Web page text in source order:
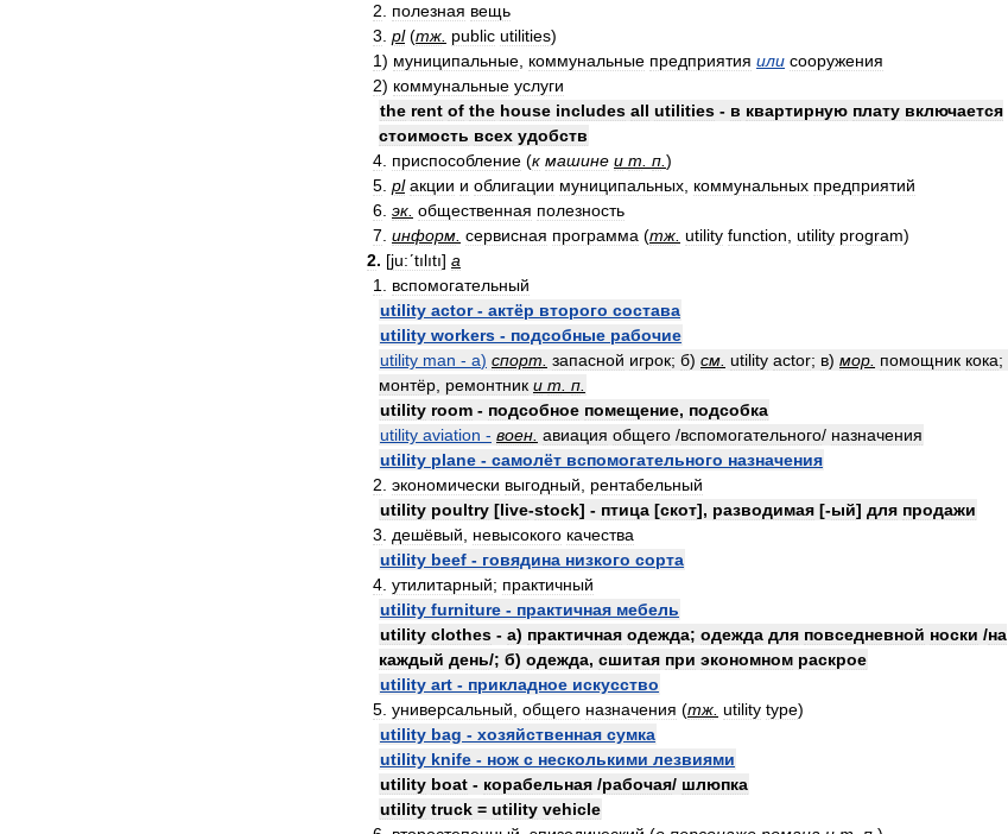
2
полезная вещь
3 pl(тж public utilities)
1) муниципальные коммунальные предприятия или сооружения
2) коммунальные услуги
the rent of the house includes all utilities - в квартирную плату включается
стоимость всех удобств
4 приспособление (к машине и т п )
5 pl акции и облигации муниципальных коммунальных предприятий
6 эк общественная полезность
7 информ сервисная программа (тж utility function utility program)
2. [ju:ʹtılıtı] a
1
вспомогательный
utility actor- актёр второго состава
utility workers - подсобные рабочие
utility man - а) спорт запасной игрок; б) см utility actor; в) мор помощник кока;
монтёр ремонтник и т п
utility room - подсобное помещение, подсобка
utility aviation - воен авиация общего /вспомогательного/ назначения
utility plane - самолёт вспомогательного назначения
2 экономически выгодный
рентабельный
utility poultry [live-stock] - птица [скот], разводимая [-ый] для продажи
3
дешёвый невысокого качества
utility beef - говядина низкого сорта
4 утилитарный; практичный
utility furniture - практичная мебель
utility clothes - а) практичная одежда; одежда для повседневной носки /на
каждый день/; б) одежда, сшитая при экономном раскрое
utility art - прикладное искусство
5 универсальный общего назначения (тж utility type)
utility bag - хозяйственная сумка
utility knife - нож с несколькими лезвиями
utility boat - корабельная /рабочая/ шлюпка
utility truck = utility vehicle